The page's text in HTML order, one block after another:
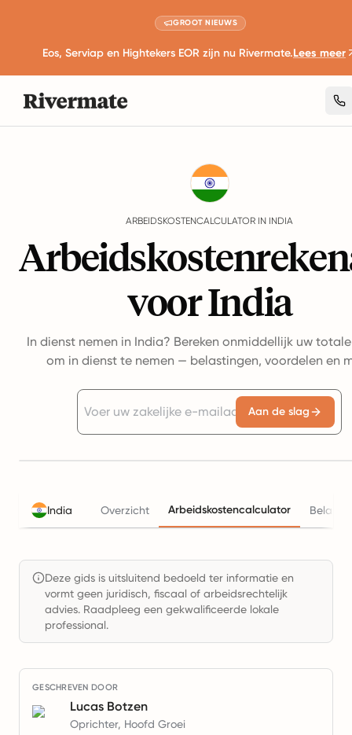
GROOT NIEUWS
Eos, Serviap en Hightekers EOR zijn nu Rivermate.Lees meer
ARBEIDSKOSTENCALCULATOR IN INDIA
voor India
In dienst nemen in India? Bereken onmiddellijk uw
om in dienst te nemen — belastingen, voordelen en
Aan de slag
India Overzicht Arbeidskostencalculator
Deze gids is uitsluitend bedoeld ter informatie en
vormt geen juridisch, fiscaal of arbeidsrechtelijk
advies. Raadpleeg een gekwalificeerde lokale
professional.
GESCHREVEN DOOR
Lucas Botzen
Oprichter, Hoofd Groei